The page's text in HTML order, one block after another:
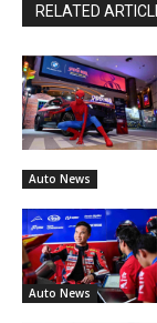
RELATED
Auto News
Auto News